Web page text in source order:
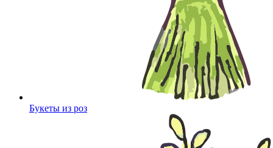
Букеты из роз